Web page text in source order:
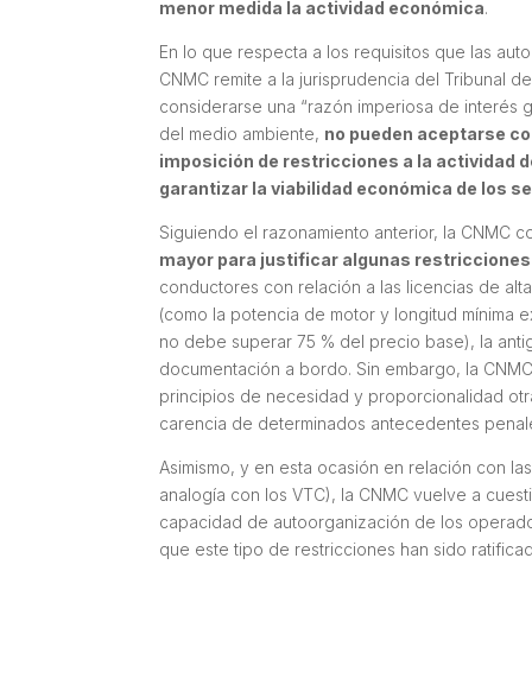
menor medida la actividad económica.
En lo que respecta a los requisitos que las
CNMC remite a la jurisprudencia del Tribunal
considerarse una “razón imperiosa de
del medio ambiente, no pueden aceptarse
imposición de restricciones a la actividad
garantizar la viabilidad económica de los
Siguiendo el razonamiento anterior, la CNMC
mayor para justificar algunas restricciones
conductores con relación a las licencias de
(como la potencia de motor y longitud mínima
no debe superar 75 % del precio base), la
documentación a bordo. Sin embargo, la
principios de necesidad y proporcionalidad
carencia de determinados antecedentes
Asimismo, y en esta ocasión en relación con
analogía con los VTC), la CNMC vuelve a
capacidad de autoorganización de los
que este tipo de restricciones han sido